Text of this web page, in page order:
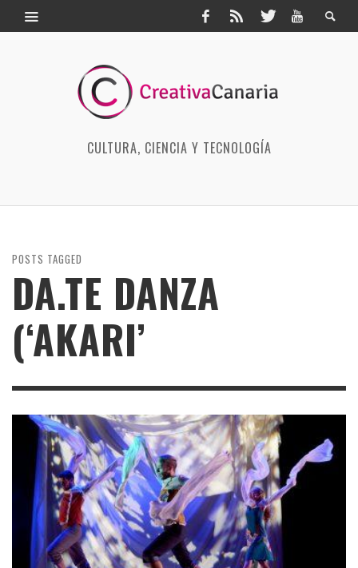
CULTURA, CIENCIA Y TECNOLOGÍA
POSTS TAGGED
DA.TE DANZA
(‘AKARI’